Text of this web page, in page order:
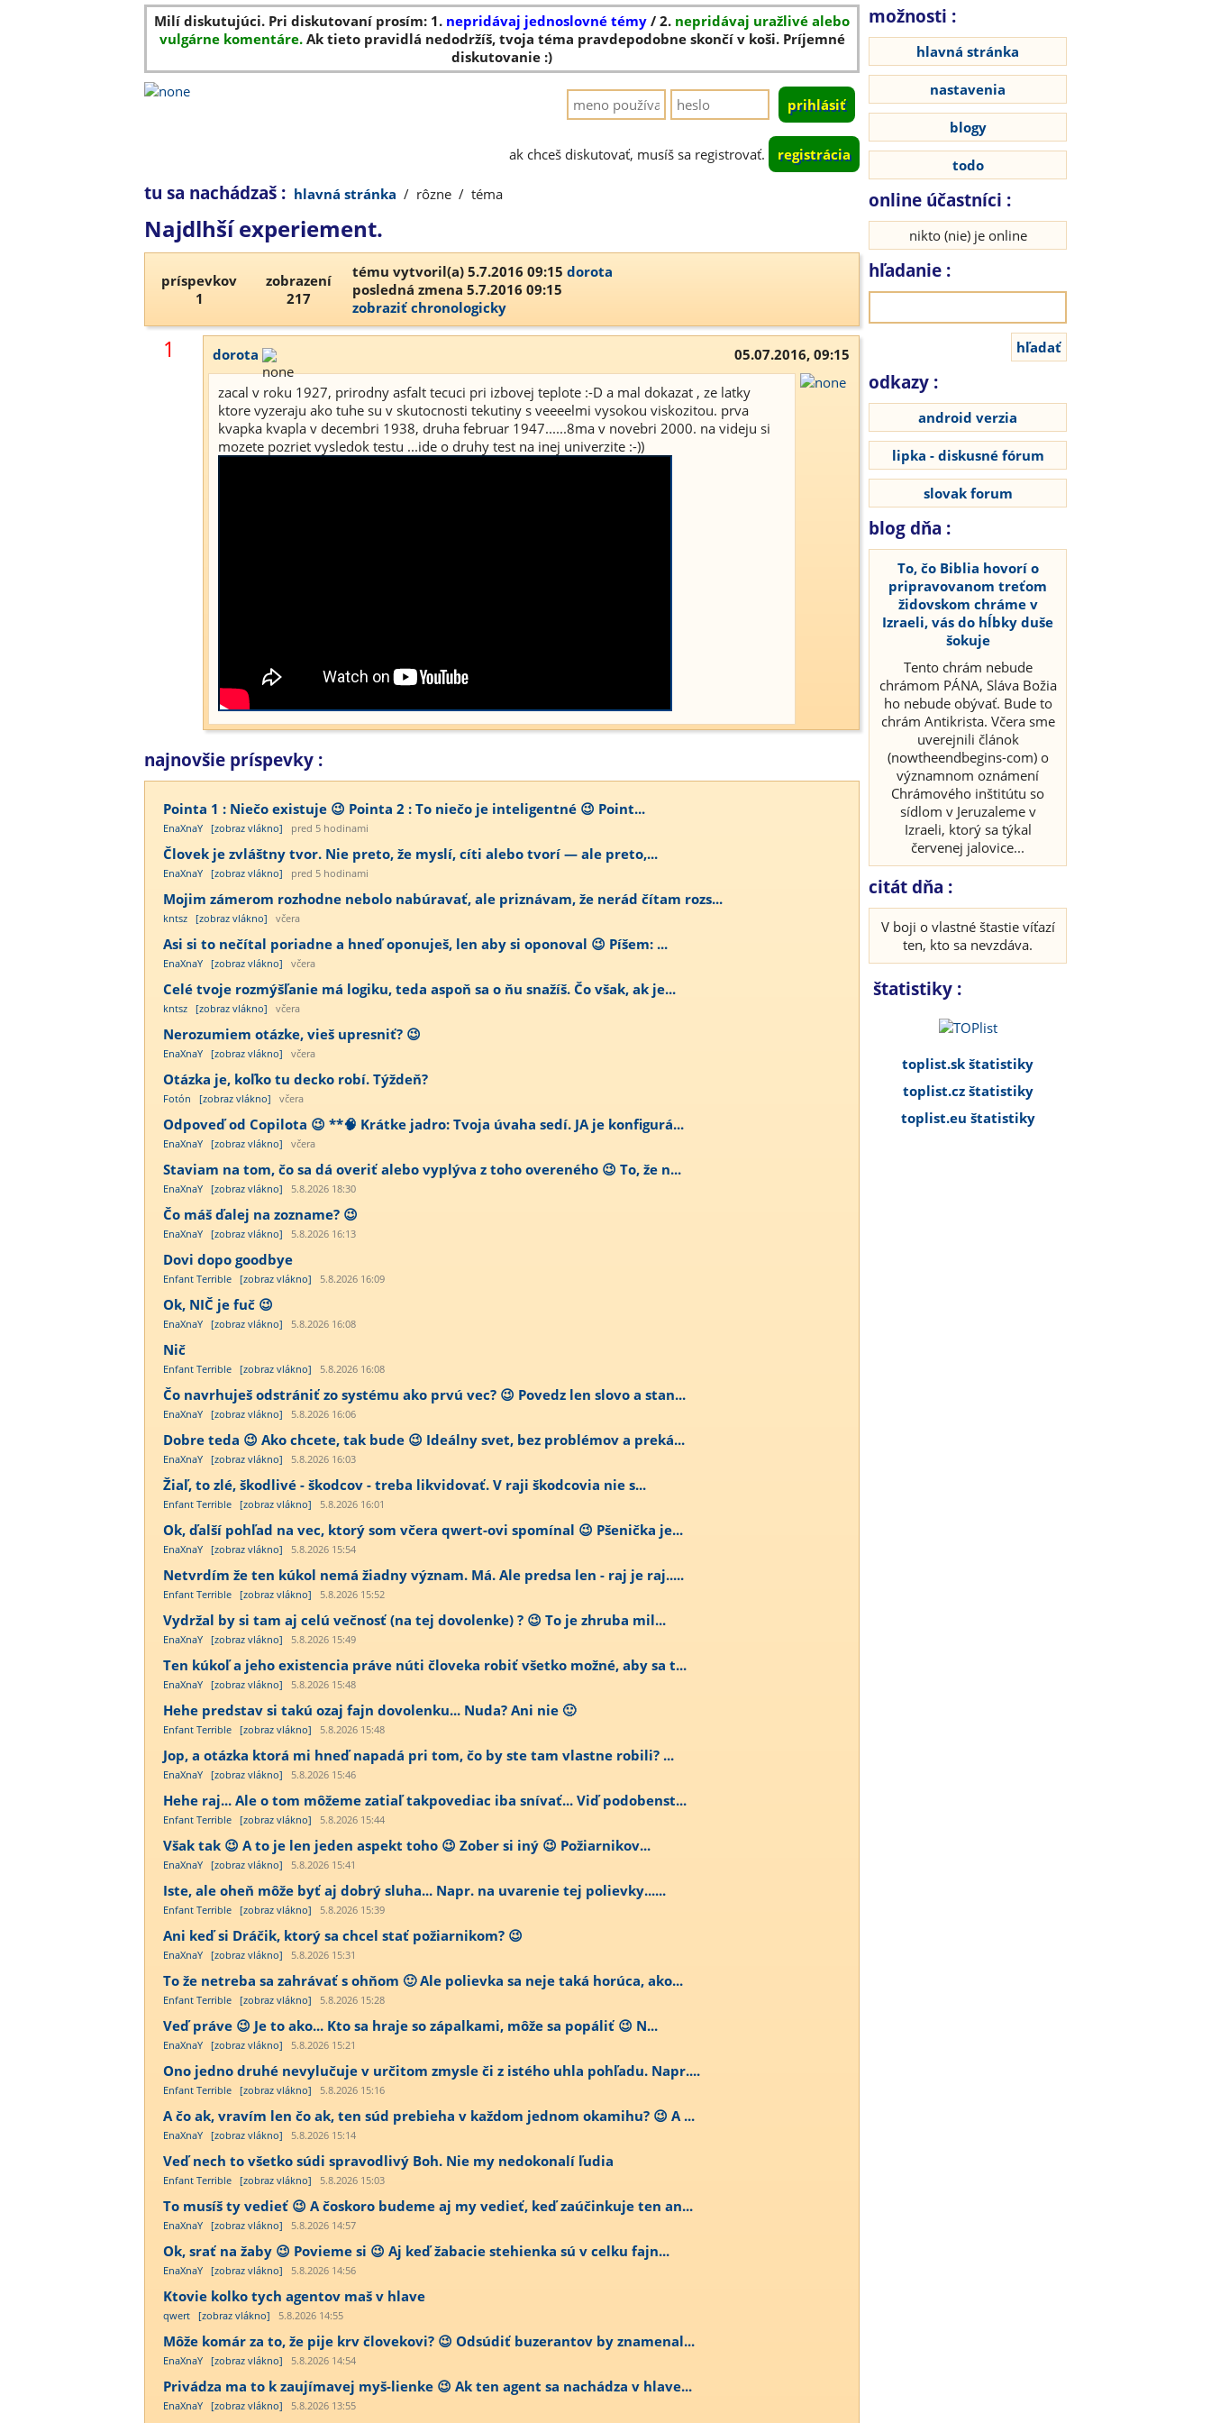
Milí diskutujúci. Pri diskutovaní prosím: 1. nepridávaj jednoslovné témy / 2. nepridávaj uražlivé alebo
vulgárne komentáre.Ak tieto pravidlá nedodržíš, tvoja téma pravdepodobne skončí v koši. Príjemné
diskutovanie :)
ak chceš diskutovať, musíš sa registrovať. registrácia
tu sa nachádzaš : hlavná stránka / rôzne / téma
Najdlhší experiement.
príspevkov
1
zobrazení
217
tému vytvoril(a) 5.7.2016 09:15 dorota
posledná zmena 5.7.2016 09:15
zobraziť chronologicky
1 dorota 05.07.2016, 09:15
zacal v roku 1927, prirodny asfalt tecuci pri izbovej teplote :-D a mal dokazat , ze latky
ktore vyzeraju ako tuhe su v skutocnosti tekutiny s veeeelmi vysokou viskozitou. prva
kvapka kvapla v decembri 1938, druha februar 1947......8ma v novebri 2000. na videju si
mozete pozriet vysledok testu ...ide o druhy test na inej univerzite :-))
najnovšie príspevky :
Pointa 1 : Niečo existuje 😉 Pointa 2 : To niečo je inteligentné 😉 Point...
EnaXnaY [zobraz vlákno] pred 5 hodinami
Človek je zvláštny tvor. Nie preto, že myslí, cíti alebo tvorí — ale preto,...
EnaXnaY [zobraz vlákno] pred 5 hodinami
Mojim zámerom rozhodne nebolo nabúravať, ale priznávam, že nerád čítam rozs...
kntsz [zobraz vlákno] včera
Asi si to nečítal poriadne a hneď oponuješ, len aby si oponoval 😉 Píšem: ...
EnaXnaY [zobraz vlákno] včera
Celé tvoje rozmýšľanie má logiku, teda aspoň sa o ňu snažíš. Čo však, ak je...
kntsz [zobraz vlákno] včera
Nerozumiem otázke, vieš upresniť? 😉
EnaXnaY [zobraz vlákno] včera
Otázka je, koľko tu decko robí. Týždeň?
Fotón [zobraz vlákno] včera
Odpoveď od Copilota 😉 **🧠 Krátke jadro: Tvoja úvaha sedí. JA je konfigurá...
EnaXnaY [zobraz vlákno] včera
Staviam na tom, čo sa dá overiť alebo vyplýva z toho overeného 😉 To, že n...
EnaXnaY [zobraz vlákno] 5.8.2026 18:30
Čo máš ďalej na zozname? 😉
EnaXnaY [zobraz vlákno] 5.8.2026 16:13
Dovi dopo goodbye
Enfant Terrible [zobraz vlákno] 5.8.2026 16:09
Ok, NIČ je fuč 😉
EnaXnaY [zobraz vlákno] 5.8.2026 16:08
Nič
Enfant Terrible [zobraz vlákno] 5.8.2026 16:08
Čo navrhuješ odstrániť zo systému ako prvú vec? 😉 Povedz len slovo a stan...
EnaXnaY [zobraz vlákno] 5.8.2026 16:06
Dobre teda 😉 Ako chcete, tak bude 😉 Ideálny svet, bez problémov a preká...
EnaXnaY [zobraz vlákno] 5.8.2026 16:03
Žiaľ, to zlé, škodlivé - škodcov - treba likvidovať. V raji škodcovia nie s...
Enfant Terrible [zobraz vlákno] 5.8.2026 16:01
Ok, ďalší pohľad na vec, ktorý som včera qwert-ovi spomínal 😉 Pšenička je...
EnaXnaY [zobraz vlákno] 5.8.2026 15:54
Netvrdím že ten kúkol nemá žiadny význam. Má. Ale predsa len - raj je raj.....
Enfant Terrible [zobraz vlákno] 5.8.2026 15:52
Vydržal by si tam aj celú večnosť (na tej dovolenke) ? 😉 To je zhruba mil...
EnaXnaY [zobraz vlákno] 5.8.2026 15:49
Ten kúkoľ a jeho existencia práve núti človeka robiť všetko možné, aby sa t...
EnaXnaY [zobraz vlákno] 5.8.2026 15:48
Hehe predstav si takú ozaj fajn dovolenku... Nuda? Ani nie 🙂
Enfant Terrible [zobraz vlákno] 5.8.2026 15:48
Jop, a otázka ktorá mi hneď napadá pri tom, čo by ste tam vlastne robili? ...
EnaXnaY [zobraz vlákno] 5.8.2026 15:46
Hehe raj... Ale o tom môžeme zatiaľ takpovediac iba snívať... Viď podobenst...
Enfant Terrible [zobraz vlákno] 5.8.2026 15:44
Však tak 😉 A to je len jeden aspekt toho 😉 Zober si iný 😉 Požiarnikov...
EnaXnaY [zobraz vlákno] 5.8.2026 15:41
Iste, ale oheň môže byť aj dobrý sluha... Napr. na uvarenie tej polievky......
Enfant Terrible [zobraz vlákno] 5.8.2026 15:39
Ani keď si Dráčik, ktorý sa chcel stať požiarnikom? 😉
EnaXnaY [zobraz vlákno] 5.8.2026 15:31
To že netreba sa zahrávať s ohňom 🙂 Ale polievka sa neje taká horúca, ako...
Enfant Terrible [zobraz vlákno] 5.8.2026 15:28
Veď práve 😉 Je to ako... Kto sa hraje so zápalkami, môže sa popáliť 😉 N...
EnaXnaY [zobraz vlákno] 5.8.2026 15:21
Ono jedno druhé nevylučuje v určitom zmysle či z istého uhla pohľadu. Napr....
Enfant Terrible [zobraz vlákno] 5.8.2026 15:16
A čo ak, vravím len čo ak, ten súd prebieha v každom jednom okamihu? 😉 A ...
EnaXnaY [zobraz vlákno] 5.8.2026 15:14
Veď nech to všetko súdi spravodlivý Boh. Nie my nedokonalí ľudia
Enfant Terrible [zobraz vlákno] 5.8.2026 15:03
To musíš ty vedieť 😉 A čoskoro budeme aj my vedieť, keď zaúčinkuje ten an...
EnaXnaY [zobraz vlákno] 5.8.2026 14:57
Ok, srať na žaby 😉 Povieme si 😉 Aj keď žabacie stehienka sú v celku fajn...
EnaXnaY [zobraz vlákno] 5.8.2026 14:56
Ktovie kolko tych agentov maš v hlave
qwert [zobraz vlákno] 5.8.2026 14:55
Môže komár za to, že pije krv človekovi? 😉 Odsúdiť buzerantov by znamenal...
EnaXnaY [zobraz vlákno] 5.8.2026 14:54
Privádza ma to k zaujímavej myš-lienke 😉 Ak ten agent sa nachádza v hlave...
EnaXnaY [zobraz vlákno] 5.8.2026 13:55
možnosti :
hlavná stránka
nastavenia
blogy
todo
online účastníci :
nikto (nie) je online
hľadanie :
odkazy :
android verzia
lipka - diskusné fórum
slovak forum
blog dňa :
To, čo Biblia hovorí o
pripravovanom treťom
židovskom chráme v
Izraeli, vás do hĺbky duše
šokuje
Tento chrám nebude
chrámom PÁNA, Sláva Božia
ho nebude obývať. Bude to
chrám Antikrista. Včera sme
uverejnili článok
(nowtheendbegins-com) o
významnom oznámení
Chrámového inštitútu so
sídlom v Jeruzaleme v
Izraeli, ktorý sa týkal
červenej jalovice...
citát dňa :
V boji o vlastné štastie víťazí
ten, kto sa nevzdáva.
štatistiky :
toplist.sk štatistiky
toplist.cz štatistiky
toplist.eu štatistiky